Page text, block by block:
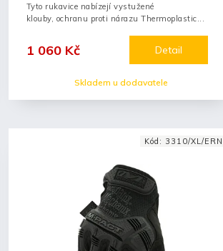
Skladem u dodavatele
1 060 Kč Detail
Tyto rukavice nabízejí vystužené
klouby, ochranu proti nárazu Thermoplastic...
Kód: 3310/XL/ERN